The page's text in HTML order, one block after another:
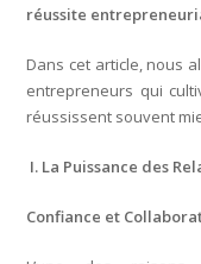
réussite
Dans cet article, nous
entrepreneurs qui
réussissent souvent
I. La Puissance des
Confiance et